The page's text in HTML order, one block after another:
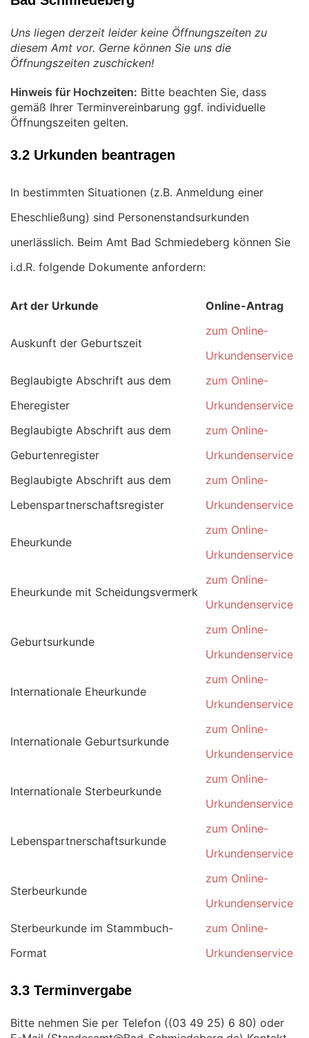
Uns liegen derzeit leider keine Öffnungszeiten zu
diesem Amt vor. Gerne können Sie uns die
Öffnungszeiten zuschicken!
Hinweis für Hochzeiten: Bitte beachten Sie, dass
gemäß Ihrer Terminvereinbarung ggf. individuelle
Öffnungszeiten gelten.
3.2 Urkunden beantragen
In bestimmten Situationen (z.B. Anmeldung einer
Eheschließung) sind Personenstandsurkunden
unerlässlich. Beim Amt Bad Schmiedeberg können Sie
i.d.R. folgende Dokumente anfordern:
Art der Urkunde Online-Antrag
Auskunft der Geburtszeit
zum Online-
Urkundenservice
Beglaubigte Abschrift aus dem
Eheregister
zum Online-
Urkundenservice
Beglaubigte Abschrift aus dem
Geburtenregister
zum Online-
Urkundenservice
Beglaubigte Abschrift aus dem
Lebenspartnerschaftsregister
zum Online-
Urkundenservice
Eheurkunde
zum Online-
Urkundenservice
Eheurkunde mit Scheidungsvermerk
zum Online-
Urkundenservice
Geburtsurkunde
zum Online-
Urkundenservice
Internationale Eheurkunde
zum Online-
Urkundenservice
Internationale Geburtsurkunde
zum Online-
Urkundenservice
Internationale Sterbeurkunde
zum Online-
Urkundenservice
Lebenspartnerschaftsurkunde
zum Online-
Urkundenservice
Sterbeurkunde
zum Online-
Urkundenservice
Sterbeurkunde im Stammbuch-
Format
zum Online-
Urkundenservice
3.3 Terminvergabe
Bitte nehmen Sie per Telefon (
) oder